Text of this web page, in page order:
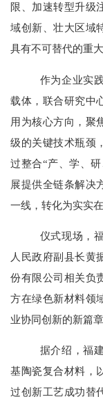
限、加速转型升级
域创新、壮大区域
具有不可替代的重大
作为企业实
载体，联合研究中
用为核心方向，聚
级的关键技术瓶颈
过整合“产、学、
展提供全链条解决
一线，转化为实实
仪式现场，
人民政府副县长黄
份有限公司相关负
方在绿色新材料领
业协同创新的新篇章
据介绍，福
基陶瓷复合材料，
过创新工艺成功替